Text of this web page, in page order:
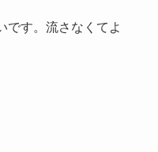
です。流さなくてよ